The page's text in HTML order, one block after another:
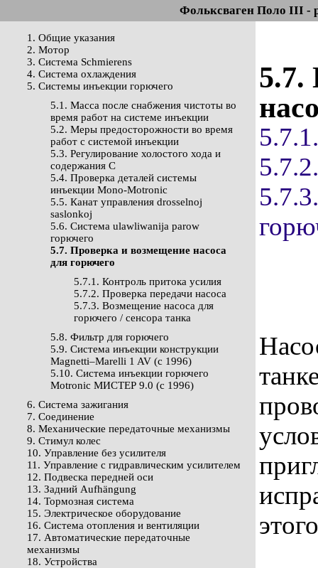
Фольксваген Поло III -
1. Общие указания
2. Мотор
3. Система Schmierens
4. Система охлаждения
5. Системы инъекции горючего
5.1. Масса после снабжения чистоты во
время работ на системе инъекции
5.2. Меры предосторожности во время
работ с системой инъекции
5.3. Регулирование холостого хода и
содержания С
5.4. Проверка деталей системы
инъекции Mono-Motronic
5.5. Канат управления drosselnoj
saslonkoj
5.6. Система ulawliwanija parow
горючего
5.7. Проверка и возмещение насоса
для горючего
5.7.1. Контроль притока усилия
5.7.2. Проверка передачи насоса
5.7.3. Возмещение насоса для
горючего / сенсора танка
5.8. Фильтр для горючего
5.9. Система инъекции конструкции
Magnetti–Marelli 1 AV (с 1996)
5.10. Система инъекции горючего
Motronic МИСТЕР 9.0 (с 1996)
6. Система зажигания
7. Соединение
8. Механические передаточные механизмы
9. Стимул колес
10. Управление без усилителя
11. Управление с гидравлическим усилителем
12. Подвеска передней оси
13. Задний Aufhängung
14. Тормозная система
15. Электрическое оборудование
16. Система отопления и вентиляции
17. Автоматические передаточные
механизмы
18. Устройства
5.7.